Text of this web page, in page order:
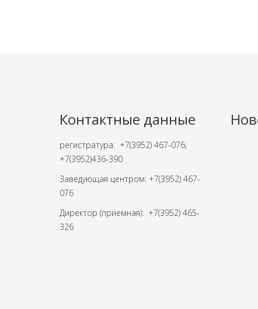
Контактные данные
регистратура: +7(3952) 467-076;
+7(3952)436-390
Заведующая центром: +7(3952) 467-
076
Директор (приемная): +7(3952) 465-
326